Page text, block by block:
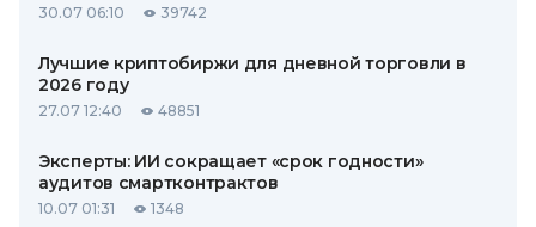
30.07 06:10 39742
Лучшие криптобиржи для дневной торговли в
2026 году
27.07 12:40 48851
Эксперты: ИИ сокращает «срок годности»
аудитов смартконтрактов
10.07 01:31 1348